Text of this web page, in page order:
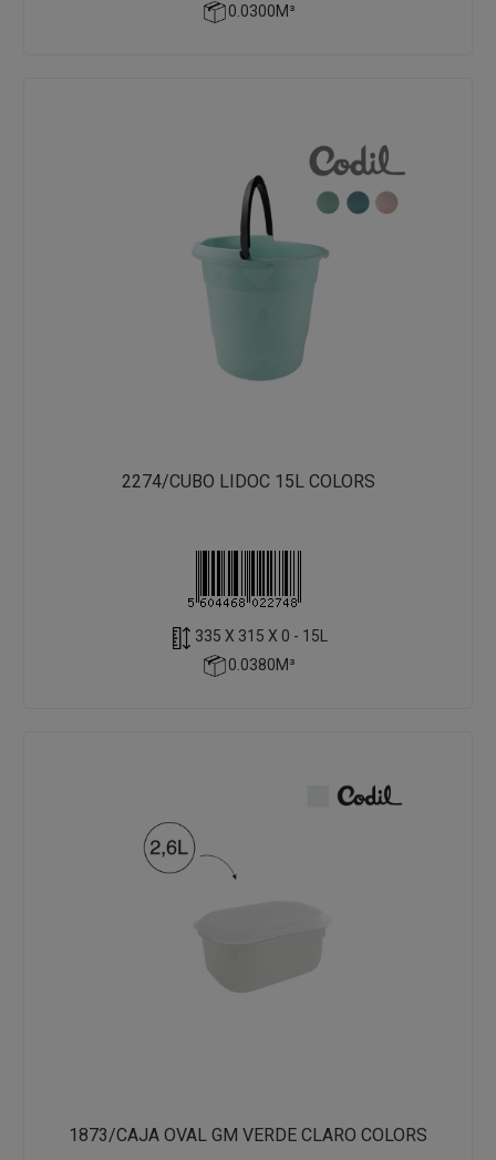
0.0300M³
2274/CUBO LIDOC 15L COLORS
335 X 315 X 0 - 15L
0.0380M³
1873/CAJA OVAL GM VERDE CLARO COLORS